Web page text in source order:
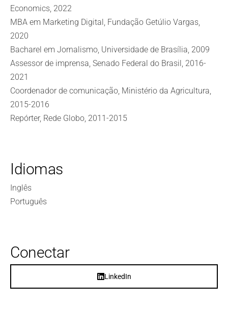
Economics, 2022
MBA em Marketing Digital, Fundação Getúlio Vargas,
2020
Bacharel em Jornalismo, Universidade de Brasília, 2009
Assessor de imprensa, Senado Federal do Brasil, 2016-
2021
Coordenador de comunicação, Ministério da Agricultura,
2015-2016
Repórter, Rede Globo, 2011-2015
Idiomas
Inglês
Português
Conectar
LinkedIn